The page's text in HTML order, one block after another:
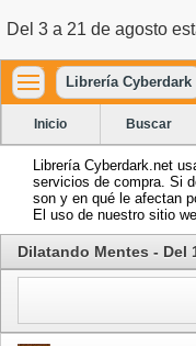
Del 3 a 21 de agosto
Librería Cyberdark
Inicio Buscar
Librería Cyberdark.net
servicios de compra. Si
son y en qué le afectan
El uso de nuestro sitio
Dilatando Mentes - Del